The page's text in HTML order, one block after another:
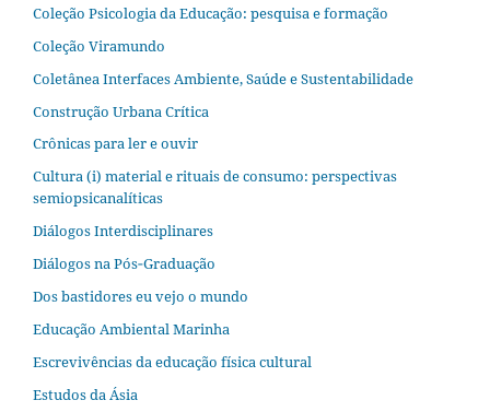
Coleção Psicologia da Educação: pesquisa e formação
Coleção Viramundo
Coletânea Interfaces Ambiente, Saúde e Sustentabilidade
Construção Urbana Crítica
Crônicas para ler e ouvir
Cultura (i) material e rituais de consumo: perspectivas
semiopsicanalíticas
Diálogos Interdisciplinares
Diálogos na Pós‐Graduação
Dos bastidores eu vejo o mundo
Educação Ambiental Marinha
Escrevivências da educação física cultural
Estudos da Ásia​